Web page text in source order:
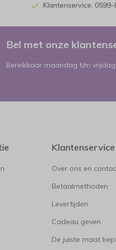
Klantenservice: 0599-
Bel met onze
Bereikbaar maandag t/m
Klantenservice
Over ons en
Betaalmethoden
Levertijden
Cadeau geven
De juiste maat